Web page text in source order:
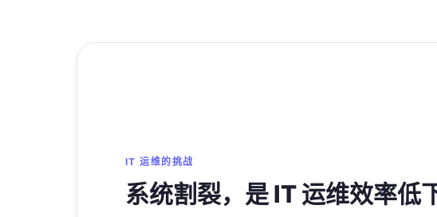
IT 运维的挑战
系统割裂，是 IT 运维效率低